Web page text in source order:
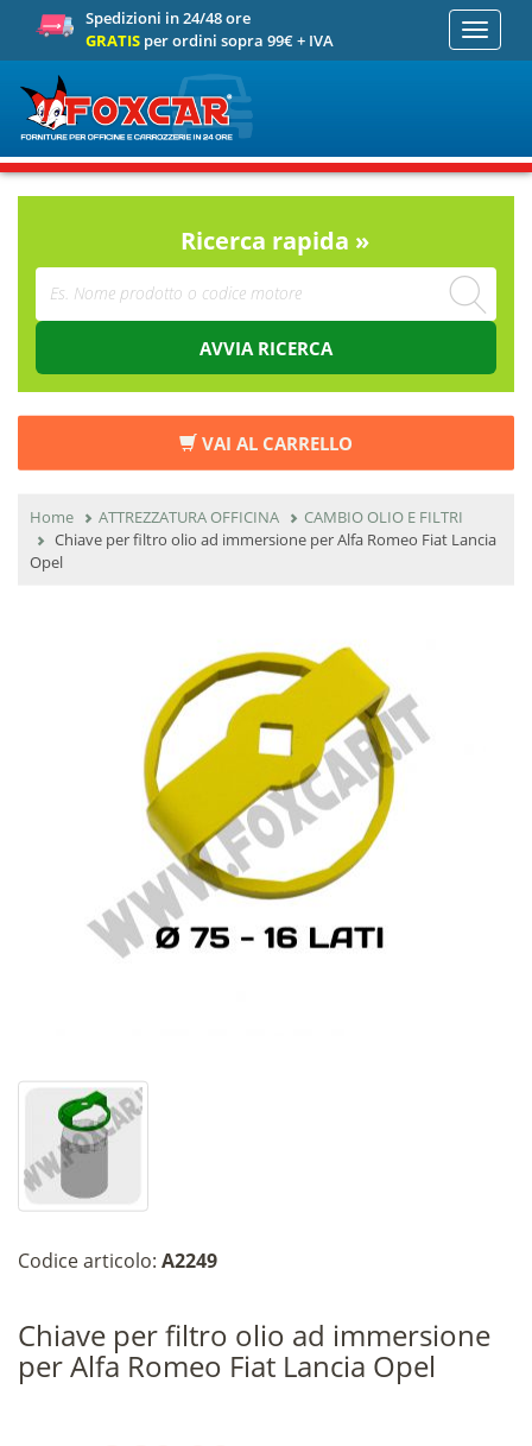
Spedizioni in 24/48 ore
GRATIS per ordini sopra 99€ + IVA
Toggle
Ricerca rapida »
AVVIA RICERCA
VAI AL CARRELLO
Home ATTREZZATURA OFFICINA
CAMBIO OLIO E FILTRI
Chiave per filtro olio ad immersione per Alfa Romeo Fiat Lancia
Opel
Codice articolo: A2249
Chiave per filtro olio ad immersione
per Alfa Romeo Fiat Lancia Opel